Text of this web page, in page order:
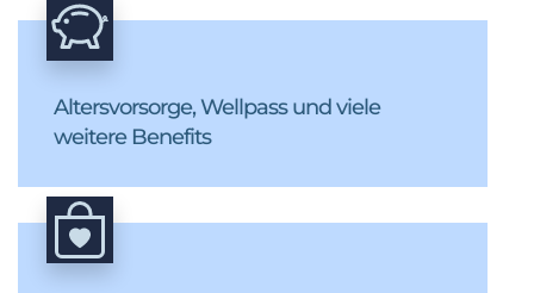
Altersvorsorge, Wellpass und viele
weitere Benefits